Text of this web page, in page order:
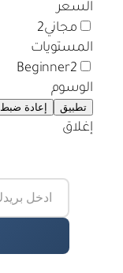
السعر
مجاني2
المستويات
Beginner2
الوسوم
تطبيق إعادة ضبط
إغلاق